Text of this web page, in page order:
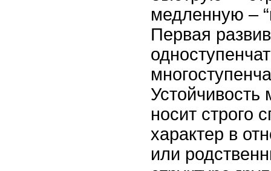
медленную –
Первая
Устойчивость
носит строго
характер в
или